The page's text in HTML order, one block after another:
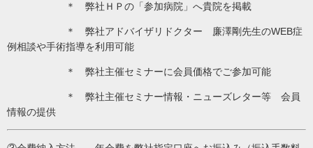
＊ 弊社ＨＰの「参加病院」へ貴院を掲載
＊ 弊社アドバイザリドクター 廉澤剛先生のWEB症
例相談や手術指導を利用可能
＊ 弊社主催セミナーに会員価格でご参加可能
＊ 弊社主催セミナー情報・ニューズレター等 会員
情報の提供